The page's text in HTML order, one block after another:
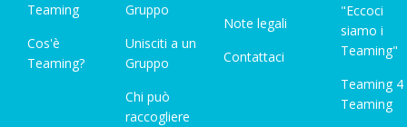
Teaming
Cos'è
Teaming?
Gruppo
Unisciti a un
Gruppo
Chi può
raccogliere
Note legali
Contattaci
"Eccoci
siamo i
Teaming"
Teaming 4
Teaming